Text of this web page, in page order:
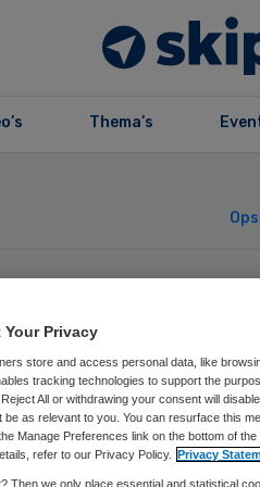
Thema’s
Your Privacy
store and access personal data, like
tracking technologies to support the
All or withdrawing your consent will
be as relevant to you. You can resurface this
Manage Preferences link on the bottom of
refer to our Privacy Policy. Privacy
Then we only place essential and statistical